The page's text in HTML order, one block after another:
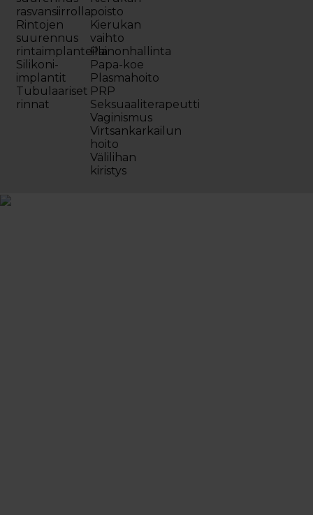
rasvansiirrolla
Rintojen
suurennus
rintaimplanteilla
Silikoni-
implantit
Tubulaariset
rinnat
poisto
Kierukan
vaihto
Painonhallinta
Papa-koe
Plasmahoito
PRP
Seksuaaliterapeutti
Vaginismus
Virtsankarkailun
hoito
Välilihan
kiristys